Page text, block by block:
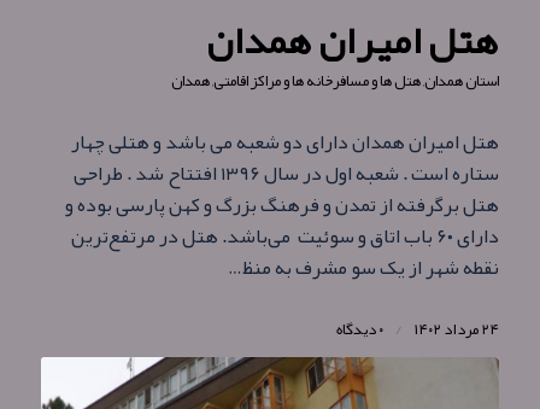
هتل امیران همدان
استان همدان,هتل ها و مسافرخانه ها و مراکز اقامتی,همدان
هتل امیران همدان دارای دو شعبه می باشد و هتلی چهار
ستاره است . شعبه اول در سال ۱۳۹۶ افتتاح شد . طراحی
هتل برگرفته از تمدن و فرهنگ بزرگ و کهن پارسی بوده و
دارای ۶۰ باب اتاق و سوئیت می‌باشد. هتل در مرتفع‌ترین
نقطه شهر از یک سو مشرف به منظ…
۲۴ مرداد ۱۴۰۲ / ۰ دیدگاه